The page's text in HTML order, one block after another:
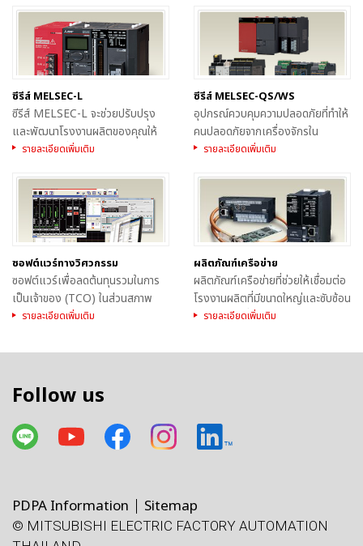
โทรศัพท์ Line Facebook แผนที่
X Facebook LinkedIn e-mail
ซีรีส์ MELSEC-L
ซีรีส์ MELSEC-L จะช่วยปรับปรุง
และพัฒนาโรงงานผลิตของคุณให้
เป็นโรงงานที่มีความสะดวกและใช้
รายละเอียดเพิ่มเติม
ซีรีส์ MELSEC-QS/WS
อุปกรณ์ควบคุมความปลอดภัยที่ทำให้
คนปลอดภัยจากเครื่องจักรใน
โรงงาน
รายละเอียดเพิ่มเติม
ซอฟต์แวร์ทางวิศวกรรม
ซอฟต์แวร์เพื่อลดต้นทุนรวมในการ
เป็นเจ้าของ (TCO) ในส่วนสภาพ
แวดล้อมทางวิศวกรรม
รายละเอียดเพิ่มเติม
ผลิตภัณฑ์เครือข่าย
ผลิตภัณฑ์เครือข่ายที่ช่วยให้เชื่อมต่อ
โรงงานผลิตที่มีขนาดใหญ่และซับซ้อน
ได้อย่างราบรื่น
รายละเอียดเพิ่มเติม
Follow us
PDPA Information Sitemap
© MITSUBISHI ELECTRIC FACTORY AUTOMATION